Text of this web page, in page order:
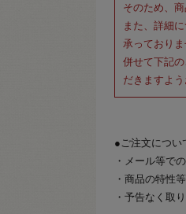
そのため、
また、詳細
承っておりま
併せて下記
だきますよう
●ご注文につい
・メール等で
・商品の特性
・予告なく取